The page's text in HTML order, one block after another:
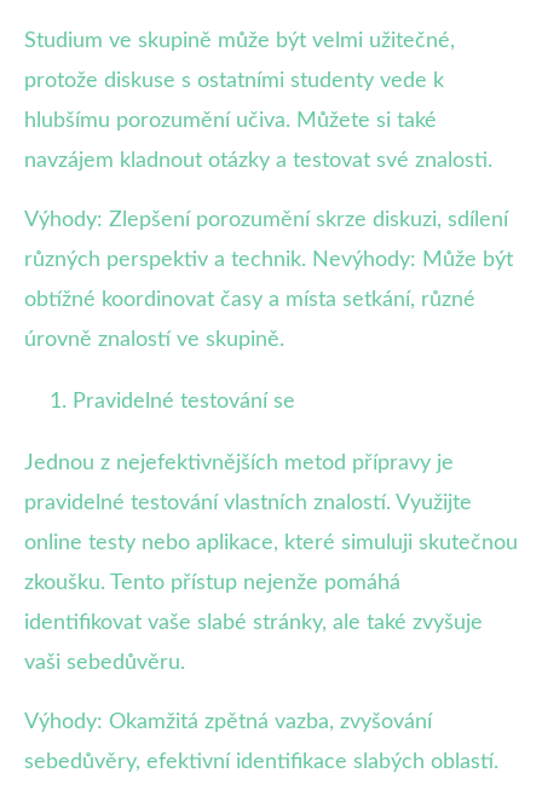
Studium ve skupině může být velmi užitečné,
protože diskuse s ostatními studenty vede k
hlubšímu porozumění učiva. Můžete si také
navzájem kladnout otázky a testovat své znalosti.
Výhody: Zlepšení porozumění skrze diskuzi, sdílení
různých perspektiv a technik. Nevýhody: Může být
obtížné koordinovat časy a místa setkání, různé
úrovně znalostí ve skupině.
Pravidelné testování se
Jednou z nejefektivnějších metod přípravy je
pravidelné testování vlastních znalostí. Využijte
online testy nebo aplikace, které simuluji skutečnou
zkoušku. Tento přístup nejenže pomáhá
identifikovat vaše slabé stránky, ale také zvyšuje
vaši sebedůvěru.
Výhody: Okamžitá zpětná vazba, zvyšování
sebedůvěry, efektivní identifikace slabých oblastí.